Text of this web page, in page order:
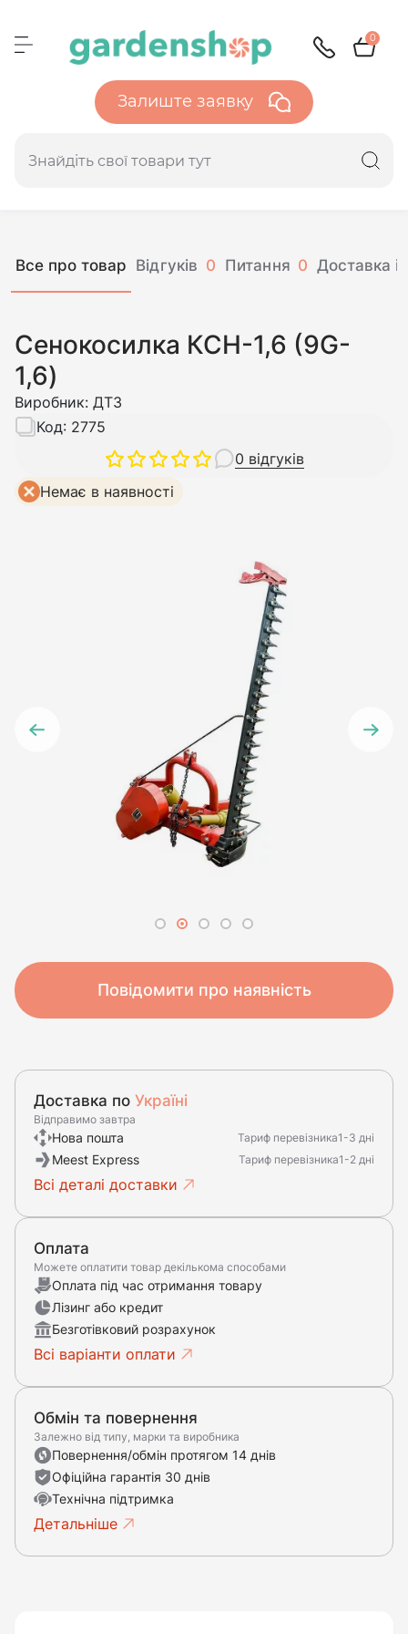
0
Залиште заявку
Все про товар Відгуків 0 Питання 0 Доставка і
Сенокосилка КСН-1,6 (9G-
1,6)
Виробник: ДТЗ
0 відгуків
Код: 2775
Немає в наявності
Повідомити про наявність
Доставка по Україні
Відправимо завтра
Нова пошта Тариф перевізника1-3 дні
Meest Express Тариф перевізника1-2 дні
Всі деталі доставки
Оплата
Можете оплатити товар декількома способами
Оплата під час отримання товару
Лізинг або кредит
Безготівковий розрахунок
Всі варіанти оплати
Обмін та повернення
Залежно від типу, марки та виробника
Повернення/обмін протягом 14 днів
Офіційна гарантія 30 днів
Технічна підтримка
Детальніше